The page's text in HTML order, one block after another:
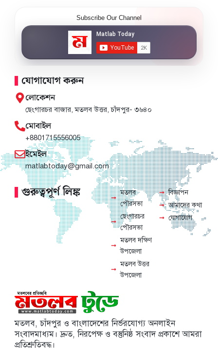
মতলব, চাঁদপুর ও বাংলাদেশের নির্ভরযোগ্য অনলাইন
সংবাদমাধ্যম। দ্রুত, নিরপেক্ষ ও বস্তুনিষ্ঠ সংবাদ প্রকাশে আমরা
প্রতিশ্রুতিবদ্ধ।
Subscribe Our Channel
গুরুত্বপূর্ণ লিঙ্ক
মতলব
পৌরসভা
ছেংগারচর
পৌরসভা
মতলব দক্ষিণ
উপজেলা
মতলব উত্তর
উপজেলা
বিজ্ঞাপন
আমাদের কথা
যোগাযোগ
যোগাযোগ করুন
লোকেশন
ছেংগারচর বাজার, মতলব উত্তর, চাঁদপুর- ৩৬৪০
মোবাইল
+8801715556005
ইমেইল
matlabtoday@gmail.com